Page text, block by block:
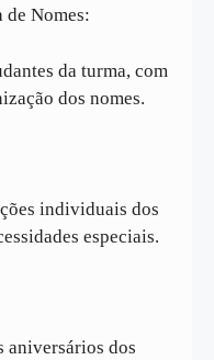
de Nomes:
da turma, com
dos nomes.
individuais dos
especiais.
aniversários dos